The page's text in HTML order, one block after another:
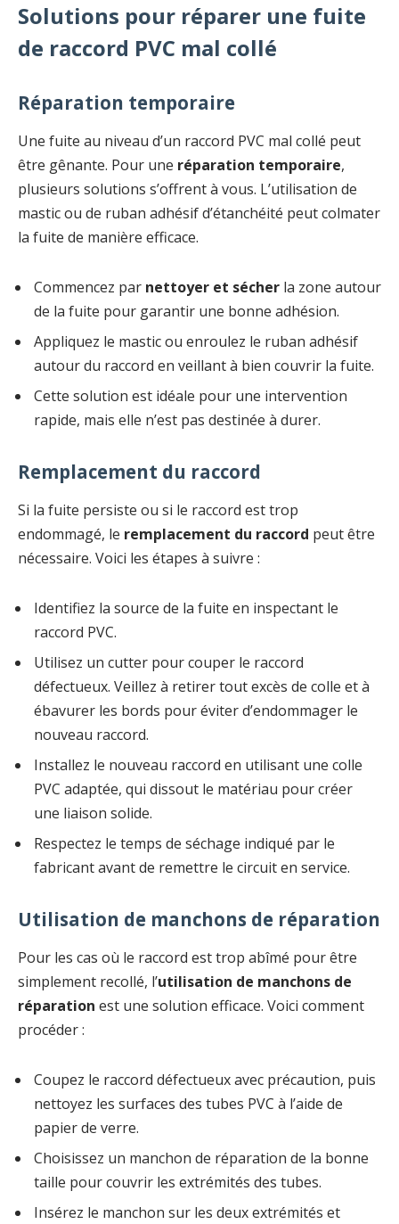
Solutions pour réparer une fuite
de raccord PVC mal collé
Réparation temporaire
Une fuite au niveau d’un raccord PVC mal collé peut
être gênante. Pour une réparation temporaire,
plusieurs solutions s’offrent à vous. L’utilisation de
mastic ou de ruban adhésif d’étanchéité peut colmater
la fuite de manière efficace.
Commencez par nettoyer et sécher la zone autour
de la fuite pour garantir une bonne adhésion.
Appliquez le mastic ou enroulez le ruban adhésif
autour du raccord en veillant à bien couvrir la fuite.
Cette solution est idéale pour une intervention
rapide, mais elle n’est pas destinée à durer.
Remplacement du raccord
Si la fuite persiste ou si le raccord est trop
endommagé, le remplacement du raccord peut être
nécessaire. Voici les étapes à suivre :
Identifiez la source de la fuite en inspectant le
raccord PVC.
Utilisez un cutter pour couper le raccord
défectueux. Veillez à retirer tout excès de colle et à
ébavurer les bords pour éviter d’endommager le
nouveau raccord.
Installez le nouveau raccord en utilisant une colle
PVC adaptée, qui dissout le matériau pour créer
une liaison solide.
Respectez le temps de séchage indiqué par le
fabricant avant de remettre le circuit en service.
Utilisation de manchons de réparation
Pour les cas où le raccord est trop abîmé pour être
simplement recollé, l’utilisation de manchons de
réparation est une solution efficace. Voici comment
procéder :
Coupez le raccord défectueux avec précaution, puis
nettoyez les surfaces des tubes PVC à l’aide de
papier de verre.
Choisissez un manchon de réparation de la bonne
taille pour couvrir les extrémités des tubes.
Insérez le manchon sur les deux extrémités et